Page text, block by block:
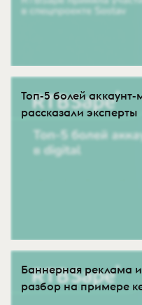
Топ-5 болей
рассказали эксперты
Баннерная реклама
разбор на примере